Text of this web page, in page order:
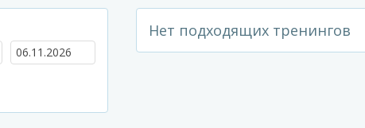
Нет подходящих тренингов